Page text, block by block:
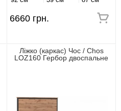
6660 грн.
Ліжко (каркас) Чос / Chos
LOZ160 Гербор двоспальне